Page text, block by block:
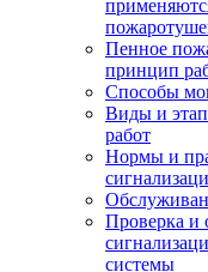
Пенное
принцип
Способы
Виды и
работ
Нормы и
Проверка и
системы